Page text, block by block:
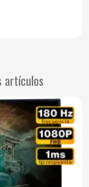
artículos